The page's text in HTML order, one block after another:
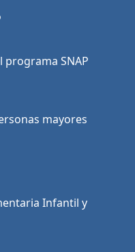
programa SNAP
mayores
Infantil y